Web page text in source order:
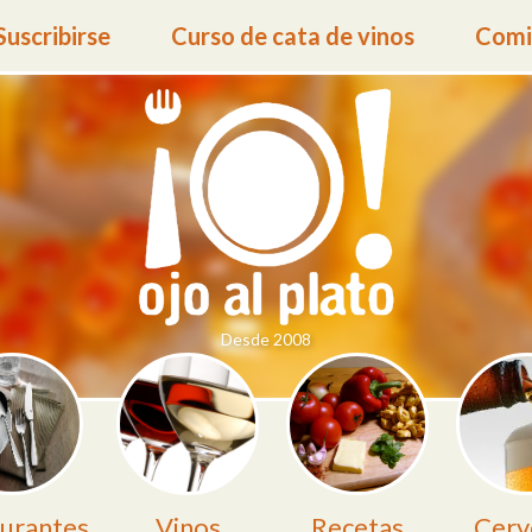
Curso de cata de vinos
Desde 2008